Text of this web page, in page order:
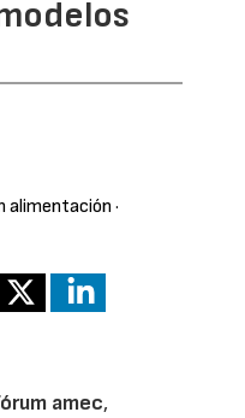
alimentación ·
amec,